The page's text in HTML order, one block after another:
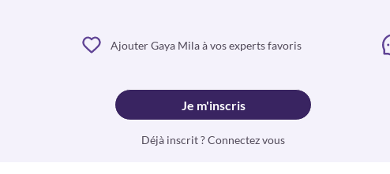
Ajouter Gaya Mila à vos experts favoris
Je m'inscris
Déjà inscrit ? Connectez vous